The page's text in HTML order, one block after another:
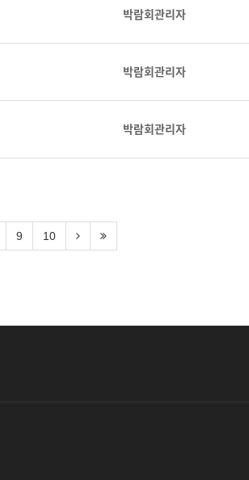
박람회관리자
박람회관리자
박람회관리자
9 10